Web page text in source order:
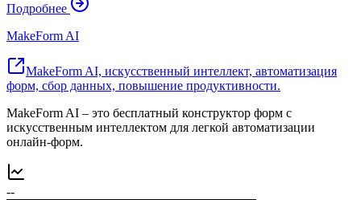
Подробнее
MakeForm AI
MakeForm AI, искусственный интеллект, автоматизация
форм, сбор данных, повышение продуктивности.
MakeForm AI – это бесплатный конструктор форм с
искусственным интеллектом для легкой автоматизации
онлайн-форм.
--